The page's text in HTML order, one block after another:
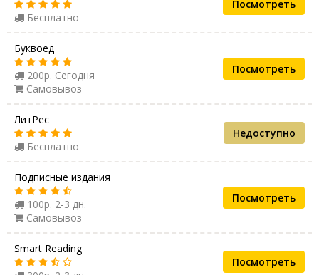
Бесплатно
Посмотреть
Буквоед
200р. Сегодня
Самовывоз
Посмотреть
ЛитРес
Бесплатно
Недоступно
Подписные издания
100р. 2-3 дн.
Самовывоз
Посмотреть
Smart Reading
Посмотреть